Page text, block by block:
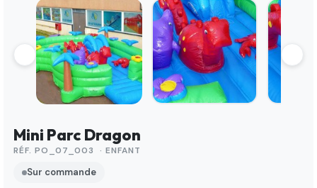
Mini Parc Dragon
RÉF. PO_07_003 · ENFANT
Sur commande